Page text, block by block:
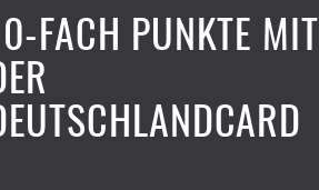
FACH PUNKTE MIT